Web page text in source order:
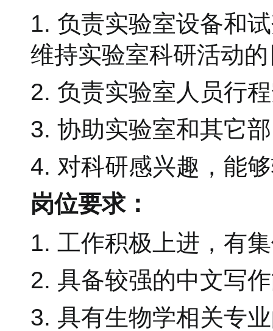
1. 负责实验室设备和
维持实验室科研活动
2. 负责实验室人员行
3. 协助实验室和其它
4. 对科研感兴趣，能
岗位要求：
1. 工作积极上进，有
2. 具备较强的中文写
3. 具有生物学相关专